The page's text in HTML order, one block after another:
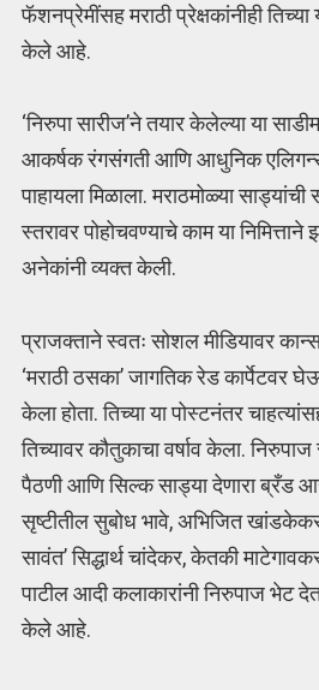
फॅशनप्रेमींसह मराठी प्रेक्षकांनीही
केले आहे.
‘निरुपा सारीज’ने तयार केलेल्या या
आकर्षक रंगसंगती आणि आधुनिक
पाहायला मिळाला. मराठमोळ्या
स्तरावर पोहोचवण्याचे काम या
अनेकांनी व्यक्त केली.
प्राजक्ताने स्वतः सोशल मीडियावर
‘मराठी ठसका’ जागतिक रेड कार्पेटवर
केला होता. तिच्या या पोस्टनंतर
तिच्यावर कौतुकाचा वर्षाव केला.
पैठणी आणि सिल्क साड्या देणारा ब्रँड
सृष्टीतील सुबोध भावे, अभिजित
सावंत’ सिद्धार्थ चांदेकर, केतकी
पाटील आदी कलाकारांनी निरुपाज भेट
केले आहे.